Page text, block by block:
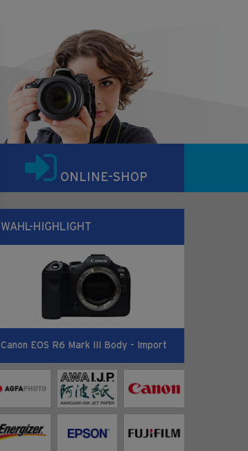
ONLINE-SHOP
WAHL-HIGHLIGHT
Canon EOS R6 Mark III Body - Import